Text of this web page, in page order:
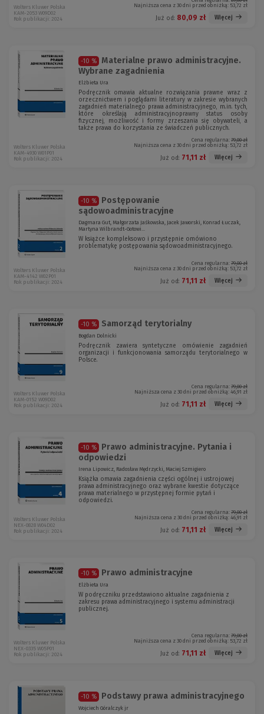
Najniższa cena z 30 dni przed obniżką: 53,72 zł
Już od: 80,09 zł Więcej
Wolters Kluwer Polska
KAM-2053 W09D02
Rok publikacji: 2024
-10 %
Materialne prawo administracyjne.
Wybrane zagadnienia
Elżbieta Ura
Podręcznik omawia aktualne rozwiązania prawne wraz z
orzecznictwem i poglądami literatury w zakresie wybranych
zagadnień materialnego prawa administracyjnego, m.in. tych,
które określają administracyjnoprawny status osoby
fizycznej, możliwość i formy zrzeszania się obywateli, a
także prawa do korzystania ze świadczeń publicznych.
Cena regularna: 79,00 zł
Najniższa cena z 30 dni przed obniżką: 53,72 zł
Już od: 71,11 zł Więcej
Wolters Kluwer Polska
KAM-4930 W01P01
Rok publikacji: 2024
-10 %
Postępowanie
sądowoadministracyjne
Dagmara Gut, Małgorzata Jaśkowska, Jacek Jaworski, Konrad Łuczak,
Martyna Wilbrandt-Gotowi...
W książce kompleksowo i przystępnie omówiono
problematykę postępowania sądowoadministracyjnego.
Cena regularna: 79,00 zł
Najniższa cena z 30 dni przed obniżką: 53,72 zł
Już od: 71,11 zł Więcej
Wolters Kluwer Polska
KAM-4142 W02P01
Rok publikacji: 2024
-10 % Samorząd terytorialny
Bogdan Dolnicki
Podręcznik zawiera syntetyczne omówienie zagadnień
organizacji i funkcjonowania samorządu terytorialnego w
Polsce.
Cena regularna: 79,00 zł
Najniższa cena z 30 dni przed obniżką: 46,91 zł
Już od: 71,11 zł Więcej
Wolters Kluwer Polska
KAM-0152 W09D02
Rok publikacji: 2024
-10 %
Prawo administracyjne. Pytania i
odpowiedzi
Irena Lipowicz, Radosław Mędrzycki, Maciej Szmigiero
Książka omawia zagadnienia części ogólnej i ustrojowej
prawa administracyjnego oraz wybrane kwestie dotyczące
prawa materialnego w przystępnej formie pytań i
odpowiedzi.
Cena regularna: 79,00 zł
Najniższa cena z 30 dni przed obniżką: 46,91 zł
Już od: 71,11 zł Więcej
Wolters Kluwer Polska
NEX-0828 W04D02
Rok publikacji: 2024
-10 % Prawo administracyjne
Elżbieta Ura
W podręczniku przedstawiono aktualne zagadnienia z
zakresu prawa administracyjnego i systemu administracji
publicznej.
Cena regularna: 79,00 zł
Najniższa cena z 30 dni przed obniżką: 53,72 zł
Już od: 71,11 zł Więcej
Wolters Kluwer Polska
NEX-0335 W05P01
Rok publikacji: 2024
-10 % Podstawy prawa administracyjnego
Wojciech Góralczyk jr